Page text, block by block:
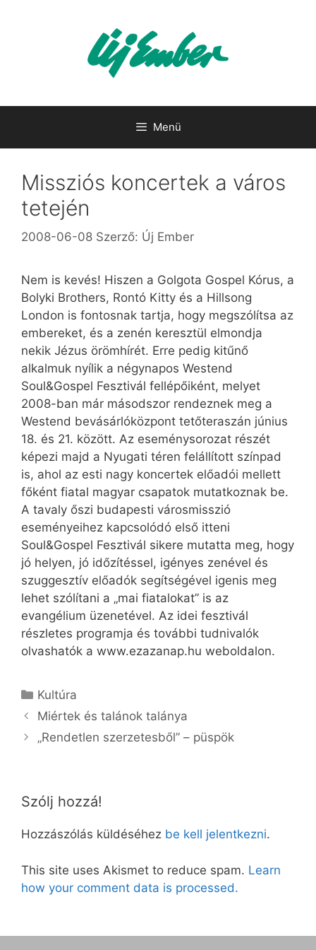
Menü
Missziós koncertek a város
tetején
2008-06-08 Szerző: Új Ember
Nem is kevés! Hiszen a Golgota Gospel Kórus, a
Bolyki Brothers, Rontó Kitty és a Hillsong
London is fontosnak tartja, hogy megszólítsa az
embereket, és a zenén keresztül elmondja
nekik Jézus örömhírét. Erre pedig kitűnő
alkalmuk nyílik a négynapos Westend
Soul&Gospel Fesztivál fellépőiként, melyet
2008-ban már másodszor rendeznek meg a
Westend bevásárlóközpont tetőteraszán június
18. és 21. között. Az eseménysorozat részét
képezi majd a Nyugati téren felállított színpad
is, ahol az esti nagy koncertek előadói mellett
főként fiatal magyar csapatok mutatkoznak be.
A tavaly őszi budapesti városmisszió
eseményeihez kapcsolódó első itteni
Soul&Gospel Fesztivál sikere mutatta meg, hogy
jó helyen, jó időzítéssel, igényes zenével és
szuggesztív előadók segítségével igenis meg
lehet szólítani a „mai fiatalokat” is az
evangélium üzenetével. Az idei fesztivál
részletes programja és további tudnivalók
olvashatók a www.ezazanap.hu weboldalon.
Kategória
Kultúra
Miértek és talánok talánya
„Rendetlen szerzetesből” – püspök
Szólj hozzá!
Hozzászólás küldéséhez be kell jelentkezni.
This site uses Akismet to reduce spam. Learn
how your comment data is processed.